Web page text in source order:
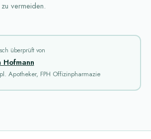
vermeiden.
überprüft von
Apotheker, FPH Offizinpharmazie